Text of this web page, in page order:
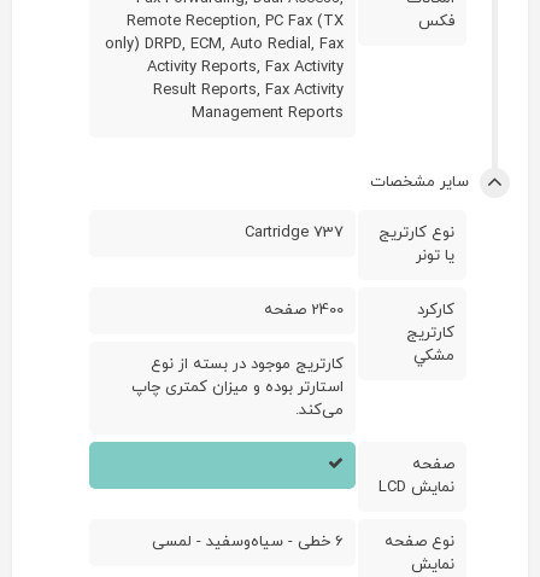
فکس
Remote Reception, PC Fax (TX
only) DRPD, ECM, Auto Redial, Fax
Activity Reports, Fax Activity
Result Reports, Fax Activity
Management Reports
ساير مشخصات
نوع کارتريج
يا تونر
Cartridge 737
کارکرد
کارتريج
مشکي
2400 صفحه
کارتریج موجود در بسته از نوع
استارتر بوده و میزان کمتری چاپ
می‌کند.
صفحه
نمايش LCD
نوع صفحه
نمايش
6 خطی - سیاه‌وسفید - لمسی